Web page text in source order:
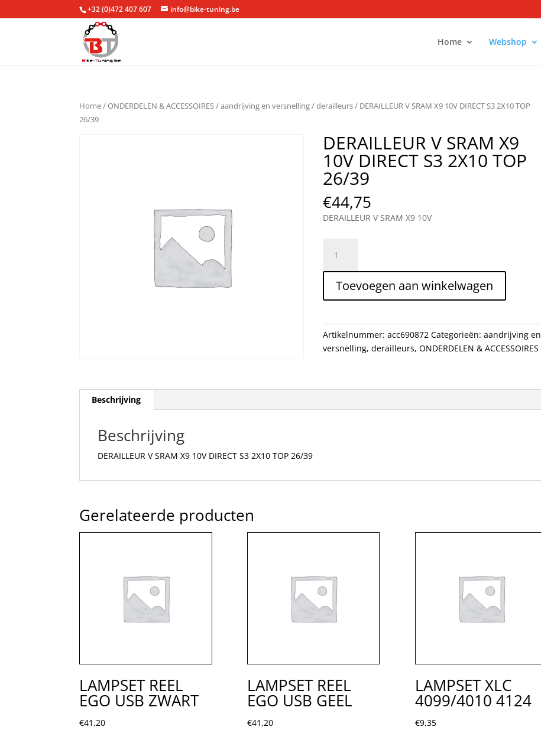
+32 (0)472 407 607 info@bike-tuning.be
Home Webshop
Home/ONDERDELEN & ACCESSOIRES/aandrijving en versnelling/derailleurs/ DERAILLEUR V SRAM X9 10V DIRECT S3 2X10 TOP
26/39
DERAILLEUR V SRAM X9
10V DIRECT S3 2X10 TOP
26/39
€44,75
DERAILLEUR V SRAM X9 10V
SRAM
10V
S3
2X10
TOP
Toevoegen aan winkelwagen
Artikelnummer:acc690872 Categorieën:aandrijving en
versnelling,derailleurs,ONDERDELEN & ACCESSOIRES
Beschrijving
Beschrijving
DERAILLEUR V SRAM X9 10V DIRECT S3 2X10 TOP 26/39
Gerelateerde producten
LAMPSET REEL
EGO USB ZWART
€41,20
LAMPSET REEL
EGO USB GEEL
€41,20
LAMPSET XLC
4099/4010 4124
€9,35